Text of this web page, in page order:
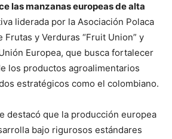
las manzanas europeas de alta
liderada por la Asociación Polaca
y Verduras “Fruit Union” y
Europea, que busca fortalecer
los productos agroalimentarios
estratégicos como el colombiano.
destacó que la producción europea
bajo rigurosos estándares